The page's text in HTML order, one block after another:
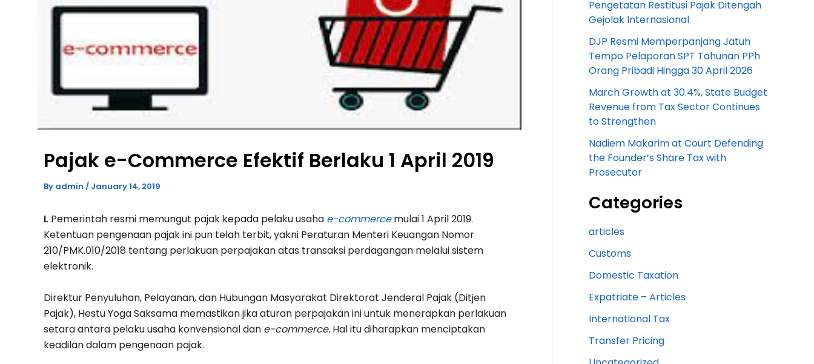
Pajak e-Commerce Efektif Berlaku 1 April 2019
By admin / January 14, 2019
L Pemerintah resmi memungut pajak kepada pelaku usaha e-commercemulai 1 April 2019.
Ketentuan pengenaan pajak ini pun telah terbit, yakni Peraturan Menteri Keuangan Nomor
210/PMK.010/2018 tentang perlakuan perpajakan atas transaksi perdagangan melalui sistem
elektronik.
Direktur Penyuluhan, Pelayanan, dan Hubungan Masyarakat Direktorat Jenderal Pajak (Ditjen
Pajak), Hestu Yoga Saksama memastikan jika aturan perpajakan ini untuk menerapkan perlakuan
setara antara pelaku usaha konvensional dan e-commerce. Hal itu diharapkan menciptakan
keadilan dalam pengenaan pajak.
Pengetatan Restitusi Pajak Ditengah
Gejolak Internasional
DJP Resmi Memperpanjang Jatuh
Tempo Pelaporan SPT Tahunan PPh
Orang Pribadi Hingga 30 April 2026
March Growth at 30.4%, State Budget
Revenue from Tax Sector Continues
to Strengthen
Nadiem Makarim at Court Defending
the Founder’s Share Tax with
Prosecutor
Categories
articles
Customs
Domestic Taxation
Expatriate – Articles
International Tax
Transfer Pricing